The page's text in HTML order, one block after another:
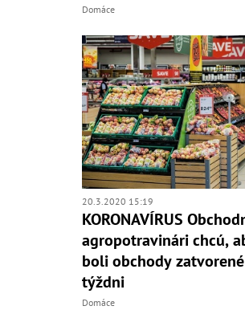
Domáce
20.3.2020 15:19
KORONAVÍRUS
agropotravinári chcú,
boli obchody
týždni
Domáce